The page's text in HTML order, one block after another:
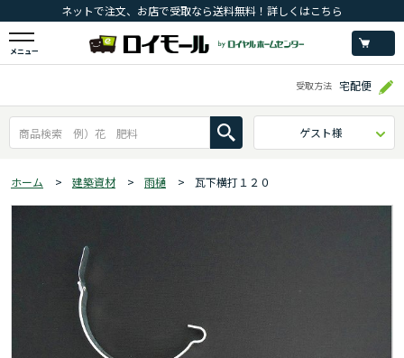
ネットで注文、お店で受取なら送料無料！詳しくはこちら
メニュー
受取方法 宅配便
ゲスト様
ホーム > 建築資材 > 雨樋 > 瓦下横打１２０